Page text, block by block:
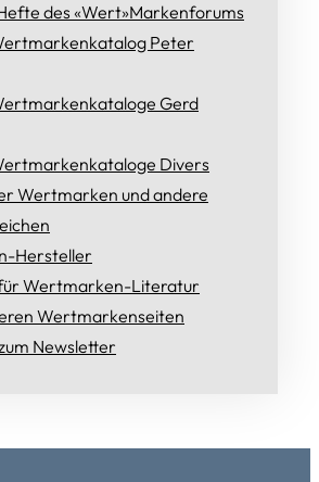
des «Wert»Markenforums
Peter
Gerd
Divers
Wertmarken und andere
Hersteller
Wertmarken-Literatur
Wertmarkenseiten
Newsletter